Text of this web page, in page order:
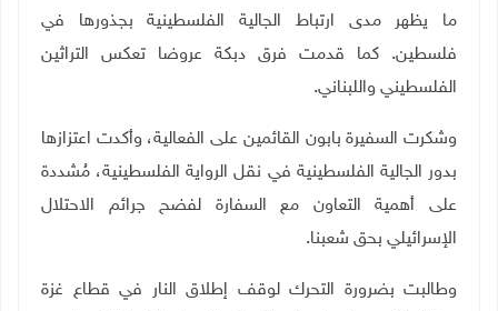
ما يظهر مدى ارتباط الجالية الفلسطينية بجذورها في
فلسطين. كما قدمت فرق دبكة عروضا تعكس التراثين
الفلسطيني واللبناني.
وشكرت السفيرة بابون القائمين على الفعالية، وأكدت اعتزازها
بدور الجالية الفلسطينية في نقل الرواية الفلسطينية، مُشددة
على أهمية التعاون مع السفارة لفضح جرائم الاحتلال
الإسرائيلي بحق شعبنا.
وطالبت بضرورة التحرك لوقف إطلاق النار في قطاع غزة